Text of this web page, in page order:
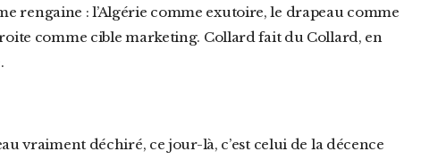
rengaine : l’Algérie comme exutoire, le drapeau comme
comme cible marketing. Collard fait du Collard, en